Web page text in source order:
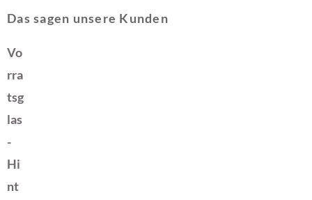
Das sagen unsere Kunden
Vo
rra
tsg
las
-
Hi
nt